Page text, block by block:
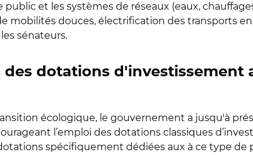
public et les systèmes de réseaux (eaux,
mobilités douces, électrification des transports
sénateurs.
dotations d'investissement
écologique, le gouvernement a jusqu'à
l’emploi des dotations classiques
spécifiquement dédiées aux à ce type de